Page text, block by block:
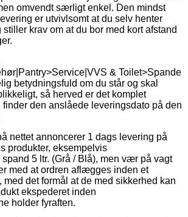
omvendt særligt enkel. Den mindst
er utvivlsomt at du selv henter
krav om at du bor med kort afstand
& Toilet>Spande
betydningsfuld om du står og skal
så herved er det komplet
finder den anslåede leveringsdato på den
nettet annoncerer 1 dags levering på
produkter, eksempelvis
5 ltr. (Grå / Blå), men vær på vagt
med at ordren aflægges inden et
med det formål at de med sikkerhed kan
ekspederet inden
holder fyraften.